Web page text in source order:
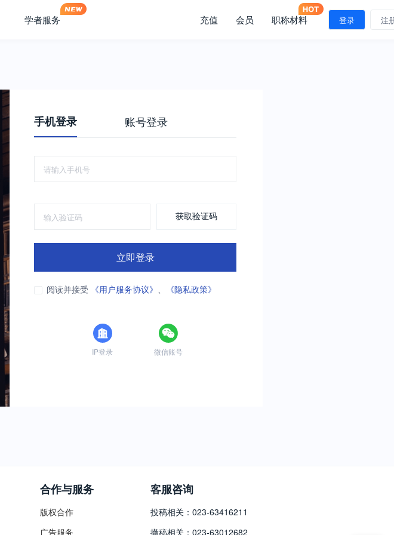
学者服务 充值 会员 职称材料 登录 注
手机登录 账号登录
获取验证码
立即登录
阅读并接受 《用户服务协议》 、 《隐私政策》
IP登录 微信账号
合作与服务
版权合作
广告服务
客服咨询
投稿相关：023-63416211
撤稿相关：023-63012682